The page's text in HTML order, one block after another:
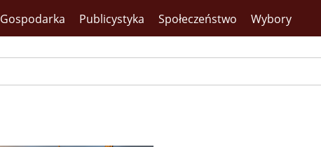
Gospodarka Publicystyka Społeczeństwo Wybory